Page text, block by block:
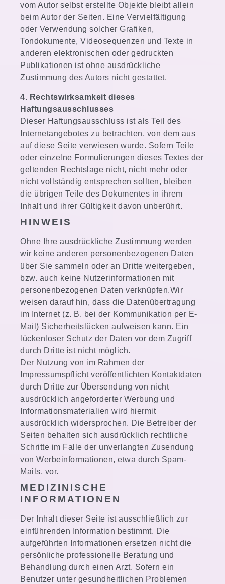
vom Autor selbst erstellte Objekte bleibt allein
beim Autor der Seiten. Eine Vervielfältigung
oder Verwendung solcher Grafiken,
Tondokumente, Videosequenzen und Texte in
anderen elektronischen oder gedruckten
Publikationen ist ohne ausdrückliche
Zustimmung des Autors nicht gestattet.
4. Rechtswirksamkeit dieses
Haftungsausschlusses
Dieser Haftungsausschluss ist als Teil des
Internetangebotes zu betrachten, von dem aus
auf diese Seite verwiesen wurde. Sofern Teile
oder einzelne Formulierungen dieses Textes der
geltenden Rechtslage nicht, nicht mehr oder
nicht vollständig entsprechen sollten, bleiben
die übrigen Teile des Dokumentes in ihrem
Inhalt und ihrer Gültigkeit davon unberührt.
HINWEIS
Ohne Ihre ausdrückliche Zustimmung werden
wir keine anderen personenbezogenen Daten
über Sie sammeln oder an Dritte weitergeben,
bzw. auch keine Nutzerinformationen mit
personenbezogenen Daten verknüpfen.Wir
weisen darauf hin, dass die Datenübertragung
im Internet (z. B. bei der Kommunikation per E-
Mail) Sicherheitslücken aufweisen kann. Ein
lückenloser Schutz der Daten vor dem Zugriff
durch Dritte ist nicht möglich.
Der Nutzung von im Rahmen der
Impressumspflicht veröffentlichten Kontaktdaten
durch Dritte zur Übersendung von nicht
ausdrücklich angeforderter Werbung und
Informationsmaterialien wird hiermit
ausdrücklich widersprochen. Die Betreiber der
Seiten behalten sich ausdrücklich rechtliche
Schritte im Falle der unverlangten Zusendung
von Werbeinformationen, etwa durch Spam-
Mails, vor.
MEDIZINISCHE
INFORMATIONEN
Der Inhalt dieser Seite ist ausschließlich zur
einführenden Information bestimmt. Die
aufgeführten Informationen ersetzen nicht die
persönliche professionelle Beratung und
Behandlung durch einen Arzt. Sofern ein
Benutzer unter gesundheitlichen Problemen